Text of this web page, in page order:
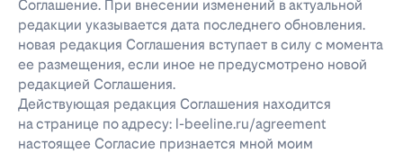
Соглашение. При внесении изменений в актуальной
редакции указывается дата последнего обновления.
новая редакция Соглашения вступает в силу с момента
ее размещения, если иное не предусмотрено новой
редакцией Соглашения.
Действующая редакция Соглашения находится
на странице по адресу: l-beeline.ru/agreement
настоящее Согласие признается мной моим